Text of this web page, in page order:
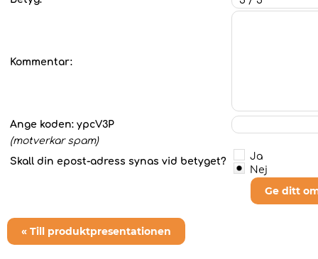
Kommentar:
Ange koden: ypcV3P
(motverkar spam)
Skall din epost-adress synas vid betyget?
Ja
Nej
Ge ditt
« Till produktpresentationen